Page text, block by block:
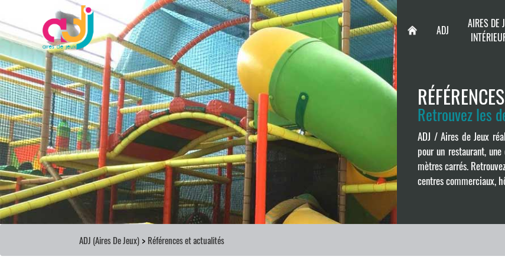
ADJ
AIRES DE
Retrouvez les
ADJ / Aires de Jeux
pour un restaurant,
mètres carrés.
centres commerciaux,
ADJ (Aires De Jeux) > Références et actualités